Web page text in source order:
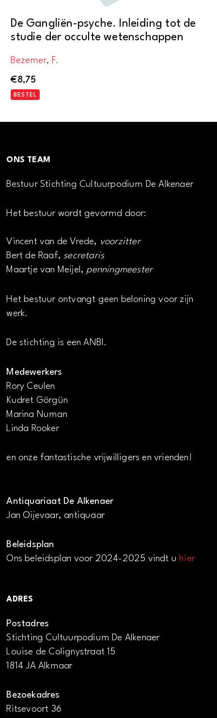
De Gangliën-psyche. Inleiding tot de
studie der occulte wetenschappen
Bezemer, F.
€8,75
BESTEL
ONS TEAM
Bestuur Stichting Cultuurpodium De Alkenaer
Het bestuur wordt gevormd door:
Vincent van de Vrede, voorzitter
Bert de Raaf, secretaris
Maartje van Meijel, penningmeester
Het bestuur ontvangt geen beloning voor zijn
werk.
De stichting is een ANBI.
Medewerkers
Rory Ceulen
Kudret Görgün
Marina Numan
Linda Rooker
en onze fantastische vrijwilligers en vrienden!
Antiquariaat De Alkenaer
Jan Oijevaar, antiquaar
Beleidsplan
Ons beleidsplan voor 2024-2025 vindt uhier
ADRES
Postadres
Stichting Cultuurpodium De Alkenaer
Louise de Colignystraat 15
1814 JA Alkmaar
Bezoekadres
Ritsevoort 36